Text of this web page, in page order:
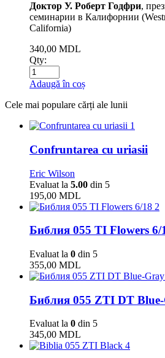
Доктор У. Роберт Годфри,
семинарии в Калифорнии
California)
340,00 MDL
Qty:
Adaugă în coș
Cele mai populare cărți ale lunii
1
Confruntarea cu uriasii
Eric Wilson
Evaluat la 5.00 din 5
195,00 MDL
2
Библия 055 TI Flowers 6/
Evaluat la 0 din 5
355,00 MDL
Библия 055 ZTI DT
Evaluat la 0 din 5
345,00 MDL
4